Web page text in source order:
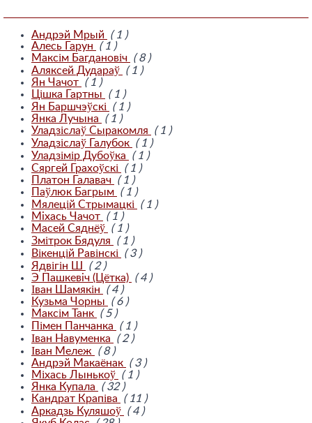
Андрэй Мрый
( 1 )
Алесь Гарун
( 1 )
Максім Багдановіч ( 8 )
Аляксей Дудараў ( 1 )
Ян Чачот ( 1 )
Цішка Гартны
( 1 )
Ян Баршчэўскі
( 1 )
Янка Лучына
( 1 )
Уладзіслаў Сыракомля
( 1 )
Уладзіслаў Галубок ( 1 )
Уладзімір Дубоўка
( 1 )
Сяргей Грахоўскі
( 1 )
Платон Галавач ( 1 )
Паўлюк Багрым ( 1 )
Мялецій Стрымацкі
( 1 )
Мiхась Чачот ( 1 )
Масей Сяднёў ( 1 )
Змітрок Бядуля
( 1 )
Вікенцій Равінскі
( 3 )
Ядвігін Ш
( 2 )
Э Пашкевiч (Цётка) ( 4 )
Іван Шамякін
( 4 )
Кузьма Чорны
( 6 )
Максім Танк ( 5 )
Пімен Панчанка
( 1 )
Іван Навуменка
( 2 )
Іван Мележ
( 8 )
Андрэй Макаёнак ( 3 )
Міхась Лынькоў ( 1 )
Янка Купала
( 32 )
Кандрат Крапіва
( 11 )
Аркадзь Куляшоў ( 4 )